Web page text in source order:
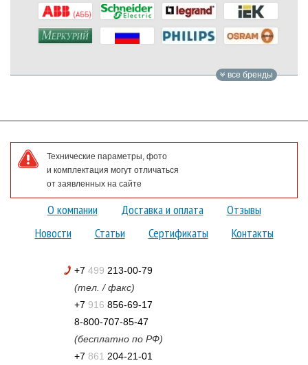
все бренды
Технические параметры, фото
и комплектация могут отличаться
от заявленных на сайте
О компании Доставка и оплата
Отзывы
Новости
Статьи Сертификаты Контакты
+7 499 213-00-79
(тел. / факс)
+7 916 856-69-17
8-800-707-85-47
(бесплатно по РФ)
+7 861 204-21-01